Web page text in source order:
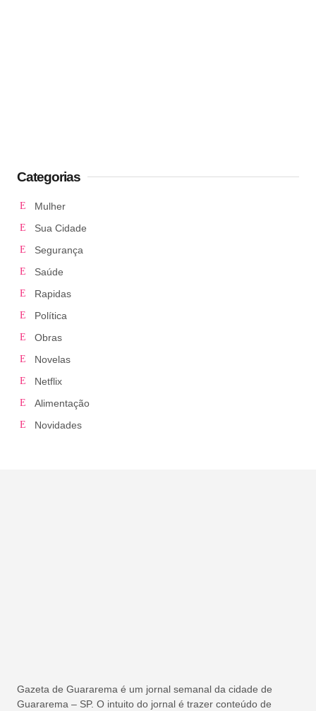
Categorias
Mulher
Sua Cidade
Segurança
Saúde
Rapidas
Política
Obras
Novelas
Netflix
Alimentação
Novidades
Gazeta de Guararema é um jornal semanal da cidade de
Guararema – SP. O intuito do jornal é trazer conteúdo de